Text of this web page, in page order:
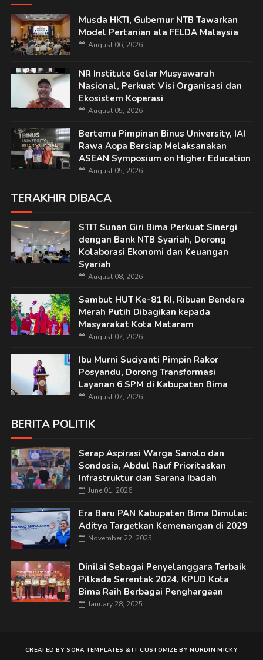
Musda HKTI, Gubernur NTB Tawarkan
Model Pertanian ala FELDA Malaysia
August 06, 2026
NR Institute Gelar Musyawarah
Nasional, Perkuat Visi Organisasi dan
Ekosistem Koperasi
August 05, 2026
Bertemu Pimpinan Binus University, IAI
Rawa Aopa Bersiap Melaksanakan
ASEAN Symposium on Higher Education
August 05, 2026
TERAKHIR DIBACA
STIT Sunan Giri Bima Perkuat Sinergi
dengan Bank NTB Syariah, Dorong
Kolaborasi Ekonomi dan Keuangan
Syariah
August 08, 2026
Sambut HUT Ke-81 RI, Ribuan Bendera
Merah Putih Dibagikan kepada
Masyarakat Kota Mataram
August 07, 2026
Ibu Murni Suciyanti Pimpin Rakor
Posyandu, Dorong Transformasi
Layanan 6 SPM di Kabupaten Bima
August 07, 2026
BERITA POLITIK
Serap Aspirasi Warga Sanolo dan
Sondosia, Abdul Rauf Prioritaskan
Infrastruktur dan Sarana Ibadah
June 01, 2026
Era Baru PAN Kabupaten Bima Dimulai:
Aditya Targetkan Kemenangan di 2029
November 22, 2025
Dinilai Sebagai Penyelanggara Terbaik
Pilkada Serentak 2024, KPUD Kota
Bima Raih Berbagai Penghargaan
January 28, 2025
CREATED BYSORA TEMPLATES &IT CUSTOMIZE BYNURDIN MICKY